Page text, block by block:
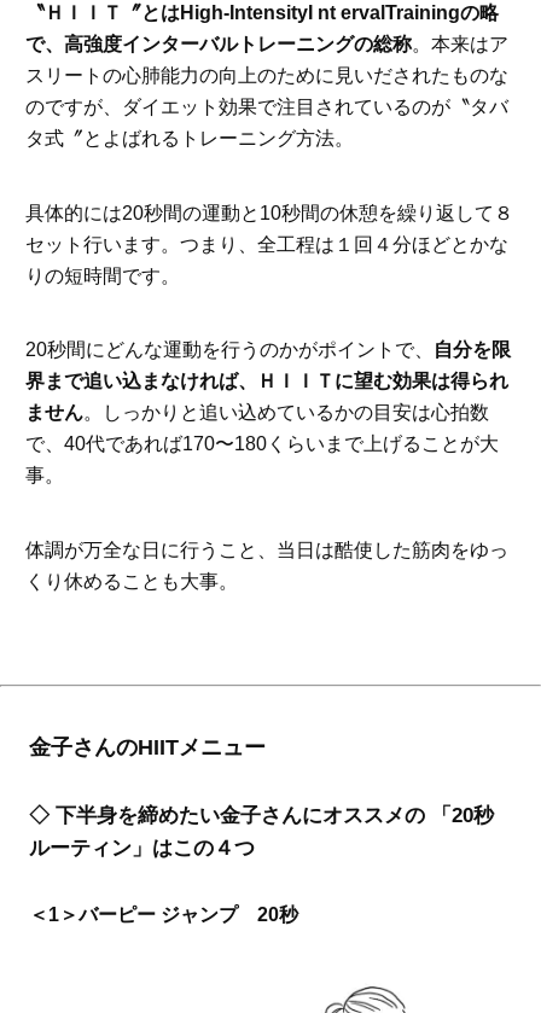
〝ＨＩＩＴ〞とはHigh-IntensityI nt ervalTrainingの略
で、高強度インターバルトレーニングの総称。本来はア
スリートの心肺能力の向上のために見いだされたものな
のですが、ダイエット効果で注目されているのが〝タバ
タ式〞とよばれるトレーニング方法。
具体的には20秒間の運動と10秒間の休憩を繰り返して８
セット行います。つまり、全工程は１回４分ほどとかな
りの短時間です。
20秒間にどんな運動を行うのかがポイントで、
自分を限
界まで追い込まなければ、ＨＩＩＴに望む効果は得られ
ません。しっかりと追い込めているかの目安は心拍数
で、40代であれば170〜180くらいまで上げることが大
事。
体調が万全な日に行うこと、当日は酷使した筋肉をゆっ
くり休めることも大事。
金子さんのHIITメニュー
◇ 下半身を締めたい金子さんにオススメの 「20秒
ルーティン」はこの４つ
＜1＞バーピー ジャンプ 20秒